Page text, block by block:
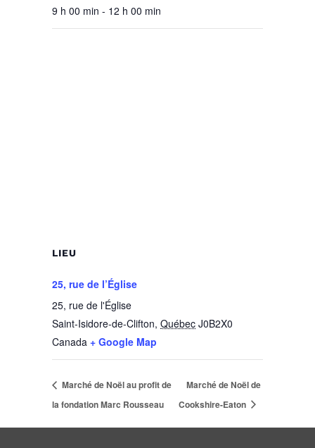
9 h 00 min - 12 h 00 min
LIEU
25, rue de l’Église
25, rue de l'Église
Saint-Isidore-de-Clifton, Québec J0B2X0
Canada + Google Map
Marché de Noël au profit de
la fondation Marc Rousseau
Marché de Noël de
Cookshire-Eaton